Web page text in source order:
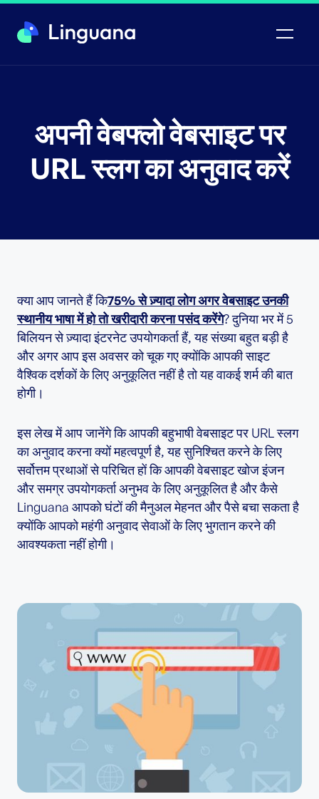
अपनी वेबफ्लो वेबसाइट पर
URL स्लग का अनुवाद करें
क्या आप जानते हैं कि75% से ज़्यादा लोग अगर वेबसाइट उनकी
स्थानीय भाषा में हो तो खरीदारी करना पसंद करेंगे? दुनिया भर में 5
बिलियन से ज़्यादा इंटरनेट उपयोगकर्ता हैं, यह संख्या बहुत बड़ी है
और अगर आप इस अवसर को चूक गए क्योंकि आपकी साइट
वैश्विक दर्शकों के लिए अनुकूलित नहीं है तो यह वाकई शर्म की बात
होगी।
इस लेख में आप जानेंगे कि आपकी बहुभाषी वेबसाइट पर URL स्लग
का अनुवाद करना क्यों महत्वपूर्ण है, यह सुनिश्चित करने के लिए
सर्वोत्तम प्रथाओं से परिचित हों कि आपकी वेबसाइट खोज इंजन
और समग्र उपयोगकर्ता अनुभव के लिए अनुकूलित है और कैसे
Linguana आपको घंटों की मैनुअल मेहनत और पैसे बचा सकता है
क्योंकि आपको महंगी अनुवाद सेवाओं के लिए भुगतान करने की
आवश्यकता नहीं होगी।